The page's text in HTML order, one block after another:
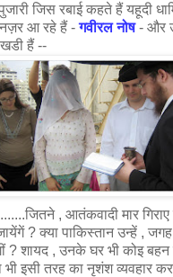
जिस रबाई कहते हैं यहूदी
नज़र आ रहे हैं -गवीरल नोष- और
हैं --
, आतंकवादी मार
? क्या पाकिस्तान उन्हें , जगह
? शायद , उनके घर भी कोइ
इसी तरह का नृशंश व्यवहार